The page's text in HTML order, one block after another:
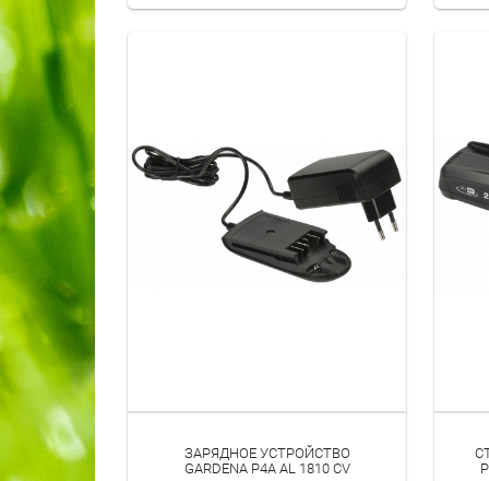
- СУЧКОРЕЗЫ ДЛЯ ВЕТВЕЙ ДЕРЕВЬЕВ
ЗАРЯДНОЕ УСТРОЙСТВО
GARDENA P4A AL 1810 CV